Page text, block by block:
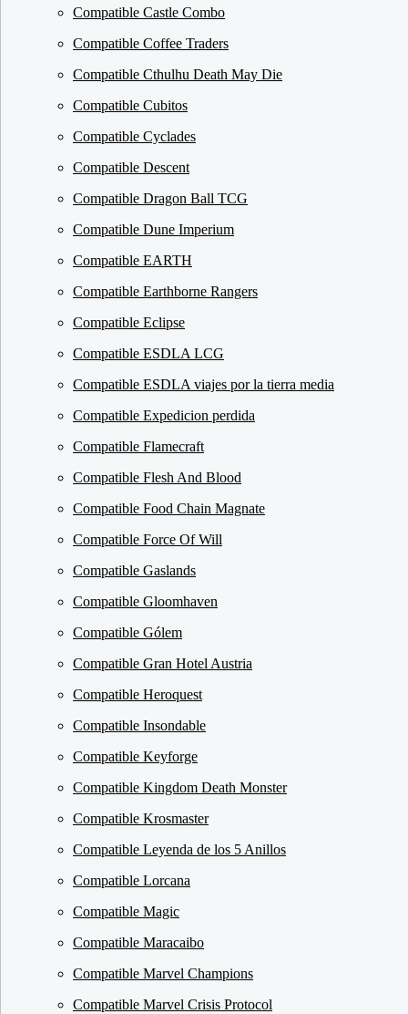
Compatible Castle Combo
Compatible Coffee Traders
Compatible Cthulhu Death May Die
Compatible Cubitos
Compatible Cyclades
Compatible Descent
Compatible Dragon Ball TCG
Compatible Dune Imperium
Compatible EARTH
Compatible Earthborne Rangers
Compatible Eclipse
Compatible ESDLA LCG
Compatible ESDLA viajes por la tierra media
Compatible Expedicion perdida
Compatible Flamecraft
Compatible Flesh And Blood
Compatible Food Chain Magnate
Compatible Force Of Will
Compatible Gaslands
Compatible Gloomhaven
Compatible Gólem
Compatible Gran Hotel Austria
Compatible Heroquest
Compatible Insondable
Compatible Keyforge
Compatible Kingdom Death Monster
Compatible Krosmaster
Compatible Leyenda de los 5 Anillos
Compatible Lorcana
Compatible Magic
Compatible Maracaibo
Compatible Marvel Champions
Compatible Marvel Crisis Protocol